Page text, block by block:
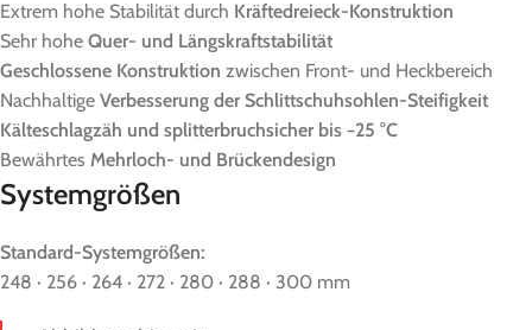
Extrem hohe Stabilität durch Kräftedreieck-Konstruktion
Sehr hohe Quer- und Längskraftstabilität
Geschlossene Konstruktion zwischen Front- und Heckbereich
Nachhaltige Verbesserung der Schlittschuhsohlen-Steifigkeit
Kälteschlagzäh und splitterbruchsicher bis −25 °C
Bewährtes Mehrloch- und Brückendesign
Systemgrößen
Standard-Systemgrößen:
248 · 256 · 264 · 272 · 280 · 288 · 300 mm